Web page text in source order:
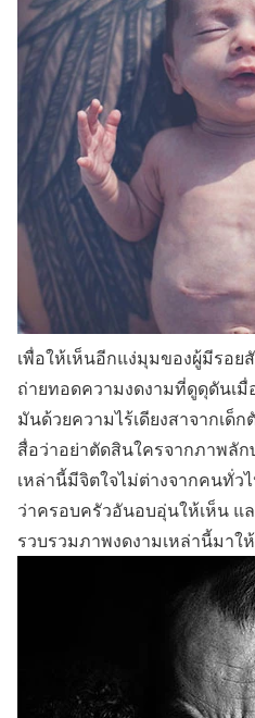
เพื่อให้เห็นอีกแง่มุมของผู้มีรอย
ถ่ายทอดความงดงามที่ดูดุดันเ
มันด้วยความไร้เดียงสาจากเด็ก
สื่อว่าอย่าตัดสินใครจากภาพลั
เหล่านี้มีจิตใจไม่ต่างจากคนทั่ว
ว่าครอบครัวอันอบอุ่นให้เห็น แ
รวบรวมภาพงดงามเหล่านี้มาใ